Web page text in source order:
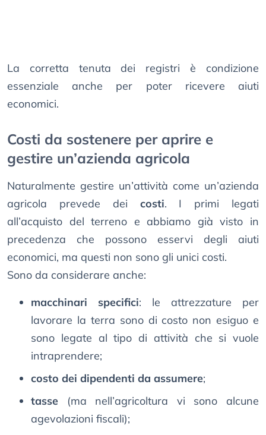
La corretta tenuta dei registri è condizione
essenziale anche per poter ricevere aiuti
economici.
Costi da sostenere per aprire e
gestire un’azienda agricola
Naturalmente gestire un’attività come un’azienda
agricola prevede dei costi. I primi legati
all’acquisto del terreno e abbiamo già visto in
precedenza che possono esservi degli aiuti
economici, ma questi non sono gli unici costi.
Sono da considerare anche:
macchinari specifici: le attrezzature per
lavorare la terra sono di costo non esiguo e
sono legate al tipo di attività che si vuole
intraprendere;
costo dei dipendenti da assumere;
tasse (ma nell’agricoltura vi sono alcune
agevolazioni fiscali);